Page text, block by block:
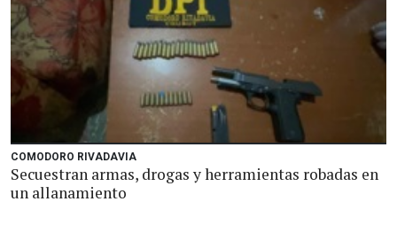
COMODORO RIVADAVIA
Secuestran armas, drogas y herramientas robadas en
un allanamiento